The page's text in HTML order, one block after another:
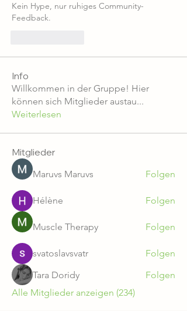
Kein Hype, nur ruhiges Community-
Feedback.
Info
Willkommen in der Gruppe! Hier
können sich Mitglieder austau...
Weiterlesen
Mitglieder
Maruvs Maruvs Folgen
Hélène Folgen
Muscle Therapy Folgen
svatoslavsvatr
Folgen
Tara Doridy
Folgen
Alle Mitglieder anzeigen (234)